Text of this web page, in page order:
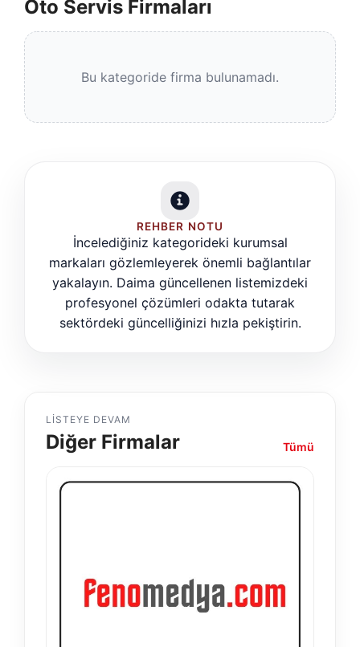
Oto Servis Firmaları
Bu kategoride firma bulunamadı.
REHBER NOTU
İncelediğiniz kategorideki kurumsal
markaları gözlemleyerek önemli bağlantılar
yakalayın. Daima güncellenen listemizdeki
profesyonel çözümleri odakta tutarak
sektördeki güncelliğinizi hızla pekiştirin.
LISTEYE DEVAM
Diğer Firmalar Tümü